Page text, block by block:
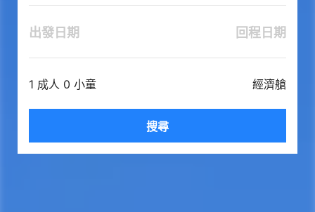
出發日期 回程日期
1 成人 0 小童 經濟艙
搜尋